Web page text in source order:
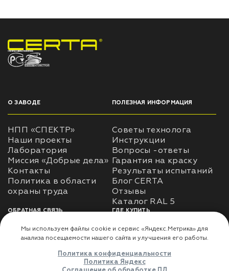
НПП «СПЕКТР» ЗАВОД ЛАКОКРАСОЧНЫХ МАТЕРИАЛОВ
О ЗАВОДЕ
НПП «СПЕКТР»
Наши проекты
Лаборатория
Миссия «Добрые дела»
Контакты
Политика в области
ПОЛЕЗНАЯ ИНФОРМАЦИЯ
Советы технолога
Инструкции
Вопросы -ответы
Гарантия на краску
Результаты испытаний
Блог CERTA
Отзывы
Каталог RAL 5
ОБРАТНАЯ СВЯЗЬ
Использование
использования личных
ГДЕ КУПИТЬ
Доставка
Где купить